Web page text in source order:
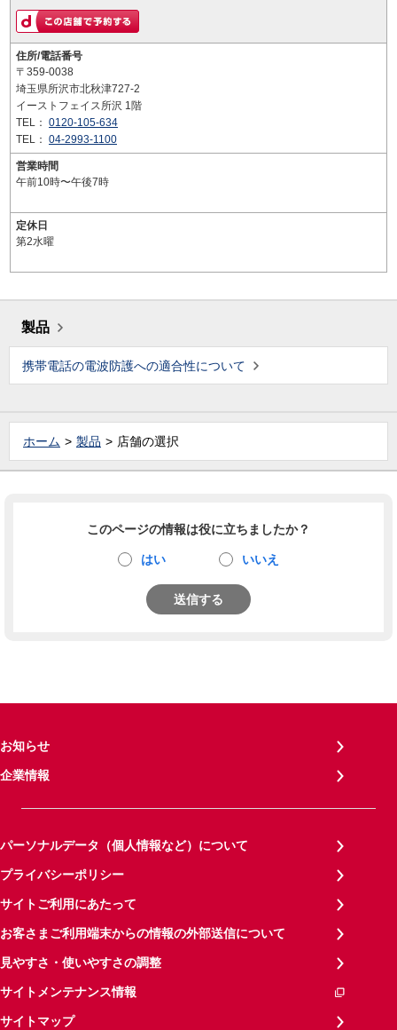
住所/電話番号
〒359-0038
埼玉県所沢市北秋津727-2
イーストフェイス所沢 1階
TEL： 0120-105-634
TEL： 04-2993-1100
営業時間
午前10時〜午後7時
定休日
第2水曜
製品
携帯電話の電波防護への適合性について
ホーム 製品 店舗の選択
このページの情報は役に立ちましたか？
はい いいえ
送信する
お知らせ
企業情報
パーソナルデータ（個人情報など）について
プライバシーポリシー
サイトご利用にあたって
お客さまご利用端末からの情報の外部送信について
見やすさ・使いやすさの調整
サイトメンテナンス情報
サイトマップ